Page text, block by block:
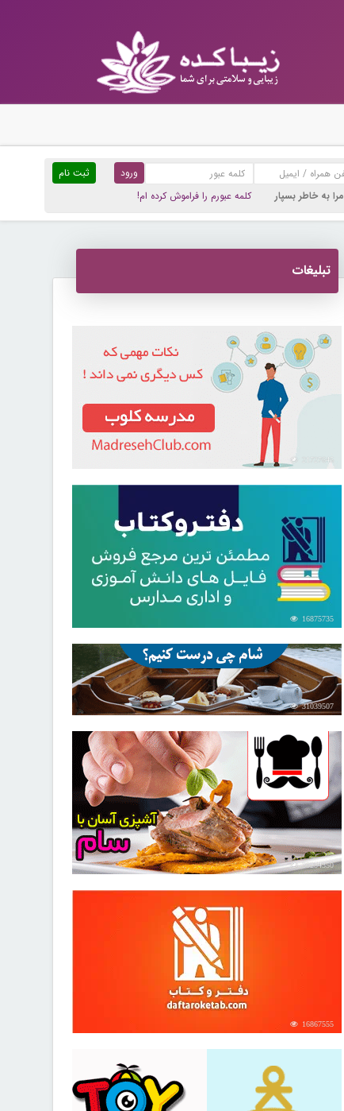
ثبت نام
مرا به خاطر بسپار
کلمه عبورم را فراموش کرده ام!
تبلیغات
21727645
16875735
31039507
30254350
16867555